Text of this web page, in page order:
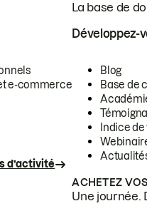
La base de
e-commerce
d’activité
Développez-
Blog
Base de
Indice
ACHETEZ
Une journée.